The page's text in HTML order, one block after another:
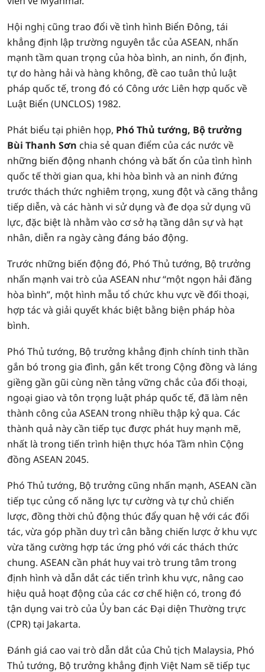
Hội nghị cũng trao đổi về tình hình Biển Đông, tái
khẳng định lập trường nguyên tắc của ASEAN, nhấn
mạnh tầm quan trọng của hòa bình, an ninh, ổn định,
tự do hàng hải và hàng không, đề cao tuân thủ luật
pháp quốc tế, trong đó có Công ước Liên hợp quốc về
Luật Biển (UNCLOS) 1982.
Phát biểu tại phiên họp, Phó Thủ tướng, Bộ trưởng
Bùi Thanh Sơn chia sẻ quan điểm của các nước về
những biến động nhanh chóng và bất ổn của tình hình
quốc tế thời gian qua, khi hòa bình và an ninh đứng
trước thách thức nghiêm trọng, xung đột và căng thẳng
tiếp diễn, và các hành vi sử dụng và đe dọa sử dụng vũ
lực, đặc biệt là nhằm vào cơ sở hạ tầng dân sự và hạt
nhân, diễn ra ngày càng đáng báo động.
Trước những biến động đó, Phó Thủ tướng, Bộ trưởng
nhấn mạnh vai trò của ASEAN như “một ngọn hải đăng
hòa bình”, một hình mẫu tổ chức khu vực về đối thoại,
hợp tác và giải quyết khác biệt bằng biện pháp hòa
bình.
Phó Thủ tướng, Bộ trưởng khẳng định chính tinh thần
gắn bó trong gia đình, gắn kết trong Cộng đồng và láng
giềng gần gũi cùng nền tảng vững chắc của đối thoại,
ngoại giao và tôn trọng luật pháp quốc tế, đã làm nên
thành công của ASEAN trong nhiều thập kỷ qua. Các
thành quả này cần tiếp tục được phát huy mạnh mẽ,
nhất là trong tiến trình hiện thực hóa Tầm nhìn Cộng
đồng ASEAN 2045.
Phó Thủ tướng, Bộ trưởng cũng nhấn mạnh, ASEAN cần
tiếp tục củng cố năng lực tự cường và tự chủ chiến
lược, đồng thời chủ động thúc đẩy quan hệ với các đối
tác, vừa góp phần duy trì cân bằng chiến lược ở khu vực
vừa tăng cường hợp tác ứng phó với các thách thức
chung. ASEAN cần phát huy vai trò trung tâm trong
định hình và dẫn dắt các tiến trình khu vực, nâng cao
hiệu quả hoạt động của các cơ chế hiện có, trong đó
tận dụng vai trò của Ủy ban các Đại diện Thường trực
(CPR) tại Jakarta.
Đánh giá cao vai trò dẫn dắt của Chủ tịch Malaysia, Phó
Thủ tướng, Bộ trưởng khẳng định Việt Nam sẽ tiếp tục